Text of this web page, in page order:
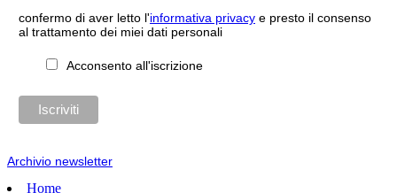
confermo di aver letto l'informativa privacye presto il consenso
al trattamento dei miei dati personali
Acconsento all'iscrizione
Archivio newsletter
Home